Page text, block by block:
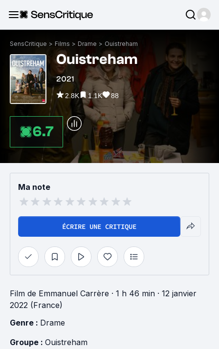
SensCritique > Films > Drame > Ouistreham
Ouistreham
2021
2.8K 1.1K 88
6.7
Ma note
ÉCRIRE UNE CRITIQUE
Film de Emmanuel Carrère · 1 h 46 min · 12 janvier
2022 (France)
Genre : Drame
Groupe : Ouistreham